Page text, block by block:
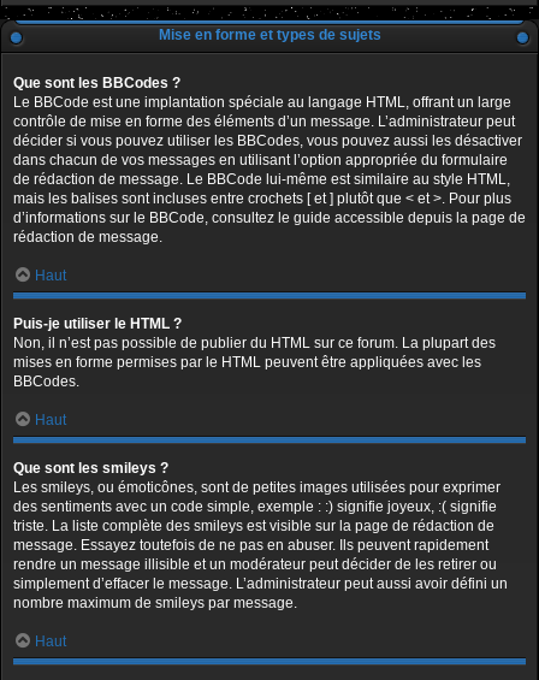
Mise en forme et types de sujets
Que sont les BBCodes ?
Le BBCode est une implantation spéciale au langage HTML, offrant un large
contrôle de mise en forme des éléments d’un message. L’administrateur peut
décider si vous pouvez utiliser les BBCodes, vous pouvez aussi les désactiver
dans chacun de vos messages en utilisant l’option appropriée du formulaire
de rédaction de message. Le BBCode lui-même est similaire au style HTML,
mais les balises sont incluses entre crochets [ et ] plutôt que < et >. Pour plus
d’informations sur le BBCode, consultez le guide accessible depuis la page de
rédaction de message.
Haut
Puis-je utiliser le HTML ?
Non, il n’est pas possible de publier du HTML sur ce forum. La plupart des
mises en forme permises par le HTML peuvent être appliquées avec les
BBCodes.
Haut
Que sont les smileys ?
Les smileys, ou émoticônes, sont de petites images utilisées pour exprimer
des sentiments avec un code simple, exemple : :) signifie joyeux, :( signifie
triste. La liste complète des smileys est visible sur la page de rédaction de
message. Essayez toutefois de ne pas en abuser. Ils peuvent rapidement
rendre un message illisible et un modérateur peut décider de les retirer ou
simplement d’effacer le message. L’administrateur peut aussi avoir défini un
nombre maximum de smileys par message.
Haut